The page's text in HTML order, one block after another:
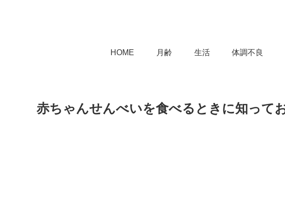
HOME 月齢 生活 体調不良
赤ちゃんせんべいを食べるときに知って